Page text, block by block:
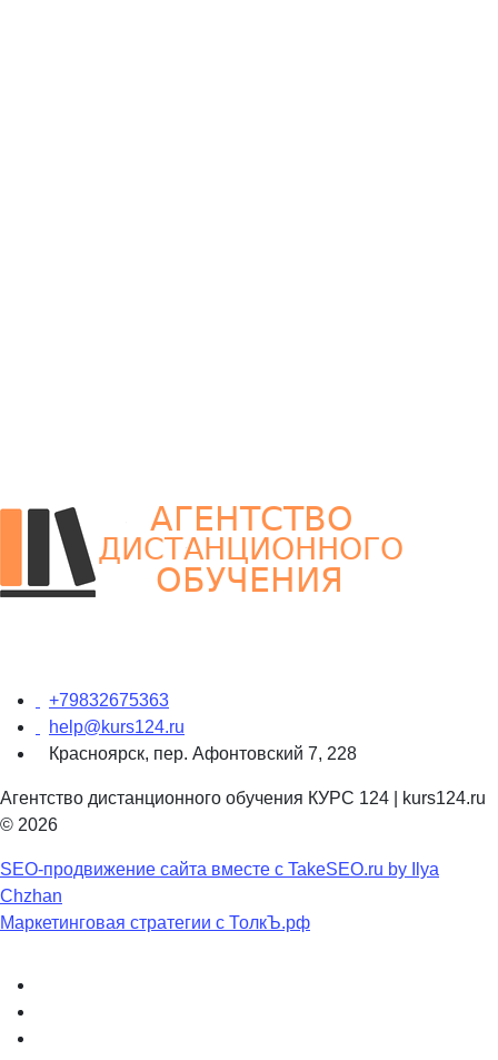
+79832675363
help@kurs124.ru
Красноярск, пер. Афонтовский 7, 228
Агентство дистанционного обучения КУРС 124 | kurs124.ru
© 2026
SEO-продвижение сайта вместе с TakeSEO.ru by Ilya
Chzhan
Маркетинговая стратегии с ТолкЪ.рф